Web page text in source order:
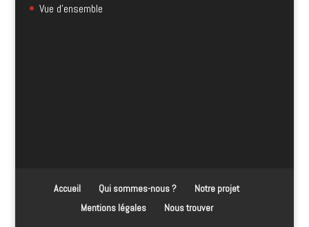
Vue d'ensemble
Accueil Qui sommes-nous ?
Notre projet
Mentions légales
Nous trouver